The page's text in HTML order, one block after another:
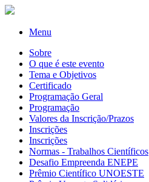
Menu
Sobre
O que é este evento
Tema e Objetivos
Certificado
Programação Geral
Programação
Valores da Inscrição/Prazos
Inscrições
Inscrições
Normas - Trabalhos Científicos
Desafio Empreenda ENEPE
Prêmio Científico UNOESTE